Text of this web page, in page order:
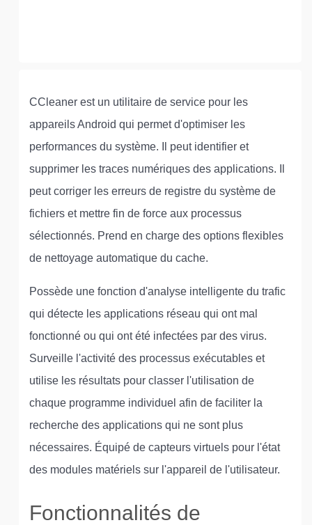
CCleaner est un utilitaire de service pour les
appareils Android qui permet d'optimiser les
performances du système. Il peut identifier et
supprimer les traces numériques des applications. Il
peut corriger les erreurs de registre du système de
fichiers et mettre fin de force aux processus
sélectionnés. Prend en charge des options flexibles
de nettoyage automatique du cache.
Possède une fonction d'analyse intelligente du trafic
qui détecte les applications réseau qui ont mal
fonctionné ou qui ont été infectées par des virus.
Surveille l'activité des processus exécutables et
utilise les résultats pour classer l'utilisation de
chaque programme individuel afin de faciliter la
recherche des applications qui ne sont plus
nécessaires. Équipé de capteurs virtuels pour l'état
des modules matériels sur l'appareil de l'utilisateur.
Fonctionnalités de